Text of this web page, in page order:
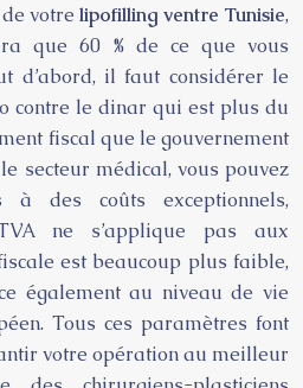
votre lipofilling ventre Tunisie,
que 60 % de ce que vous
d’abord, il faut considérer le
contre le dinar qui est plus du
fiscal que le gouvernement
secteur médical, vous pouvez
à des coûts exceptionnels,
ne s’applique pas aux
est beaucoup plus faible,
également au niveau de vie
Tous ces paramètres font
votre opération au meilleur